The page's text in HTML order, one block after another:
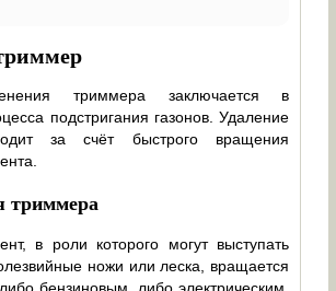
триммера заключается в
подстригания газонов. Удаление
за счёт быстрого вращения
триммера
в роли которого могут выступать
ножи или леска, вращается